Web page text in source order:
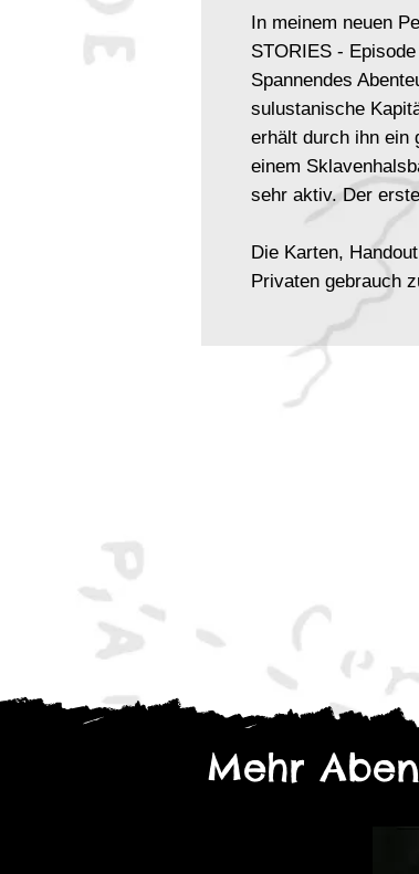
In meinem neuen
STORIES -
Spannendes
sulustanische
erhält durch ihn ein
einem
sehr aktiv. Der
Die Karten,
Privaten gebrauch
Mehr